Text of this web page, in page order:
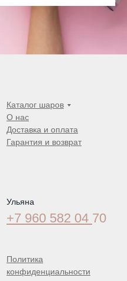
Каталог шаров
О нас
Доставка и оплата
Гарантия и возврат
Ульяна
+7 960 582 04 70
Политика
конфиденциальности